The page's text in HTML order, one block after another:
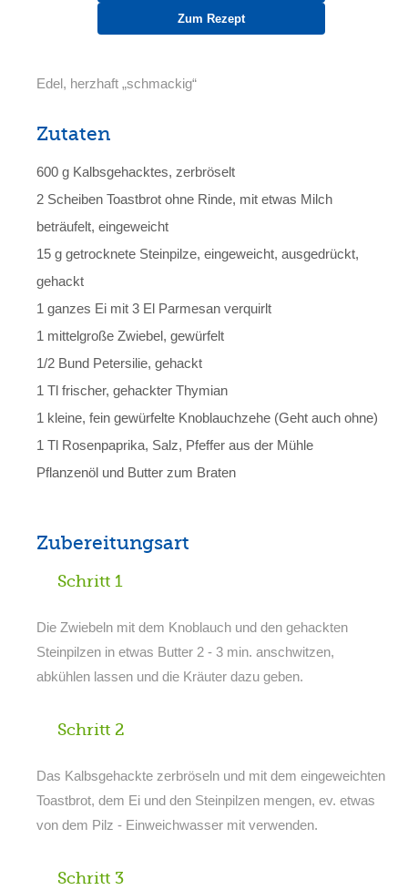
Zum Rezept
Edel, herzhaft „schmackig“
Zutaten
600 g Kalbsgehacktes, zerbröselt
2 Scheiben Toastbrot ohne Rinde, mit etwas Milch
beträufelt, eingeweicht
15 g getrocknete Steinpilze, eingeweicht, ausgedrückt,
gehackt
1 ganzes Ei mit 3 El Parmesan verquirlt
1 mittelgroße Zwiebel, gewürfelt
1/2 Bund Petersilie, gehackt
1 Tl frischer, gehackter Thymian
1 kleine, fein gewürfelte Knoblauchzehe (Geht auch ohne)
1 Tl Rosenpaprika, Salz, Pfeffer aus der Mühle
Pflanzenöl und Butter zum Braten
Zubereitungsart
Schritt 1
Die Zwiebeln mit dem Knoblauch und den gehackten
Steinpilzen in etwas Butter 2 - 3 min. anschwitzen,
abkühlen lassen und die Kräuter dazu geben.
Schritt 2
Das Kalbsgehackte zerbröseln und mit dem eingeweichten
Toastbrot, dem Ei und den Steinpilzen mengen, ev. etwas
von dem Pilz - Einweichwasser mit verwenden.
Schritt 3